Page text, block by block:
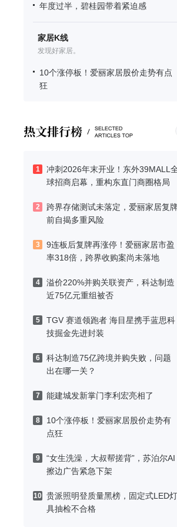
年度过半，碧桂园带着紧迫感
家居K线
发现好家居。
10个涨停板！爱丽家居股价走势有点
狂
1
冲刺2026年末开业！东外39MALL
球招商启幕，重构东直门商圈格局
2
跨界存储测试未落定，爱丽家居复
前自揭多重风险
3
9连板后复牌再涨停！爱丽家居市盈
率318倍，跨界收购案尚未落地
4
溢价220%并购关联资产，科达制造
近75亿元重组被否
5
TGV 赛道领跑者 海目星携手蓝思科
技掘金先进封装
6
科达制造75亿跨境并购失败，问题
出在哪一关？
7 能建城发新掌门李利宏亮相了
8
10个涨停板！爱丽家居股价走势有
点狂
9
“女生洗澡，大叔帮搓背”，苏泊尔AI
擦边广告紧急下架
10 贵派照明登质量黑榜，固定式LED灯
具抽检不合格